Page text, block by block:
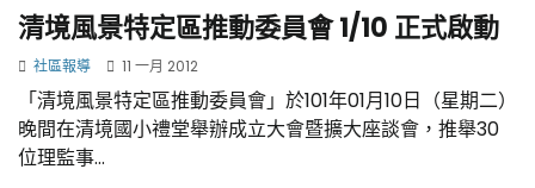
清境風景特定區推動委員會 1/10 正式啟動
社區報導 11 一月 2012
「清境風景特定區推動委員會」於101年01月10日（星期二）
晚間在清境國小禮堂舉辦成立大會暨擴大座談會，推舉30
位理監事...